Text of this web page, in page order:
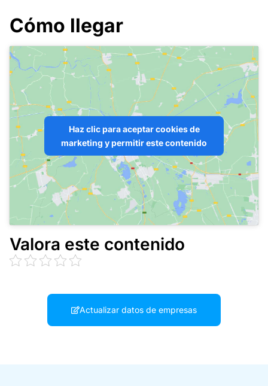
Cómo llegar
Haz clic para aceptar cookies de
marketing y permitir este contenido
Valora este contenido
Actualizar datos de empresas